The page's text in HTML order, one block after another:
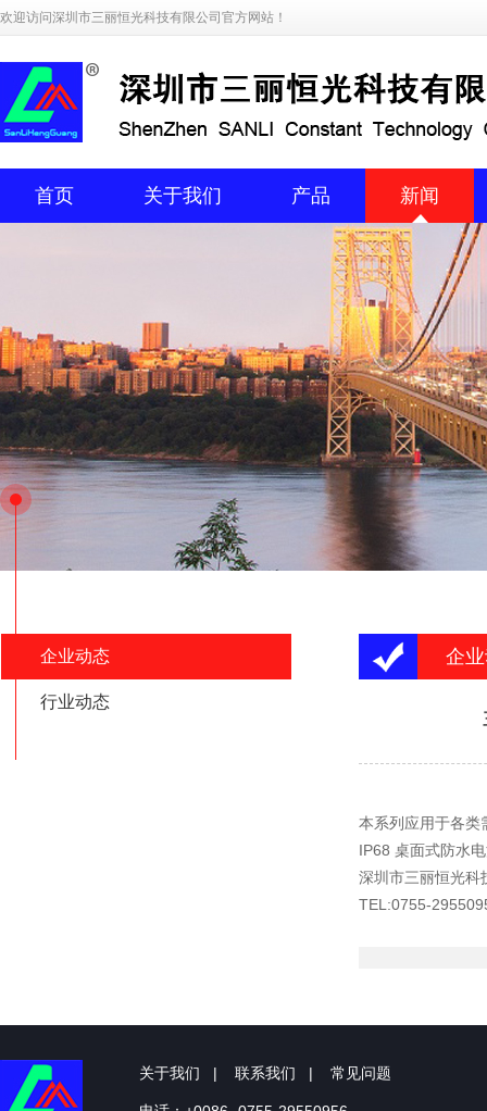
欢迎访问深圳市三丽恒光科技有限公司官方网站！
首页 关于我们 产品 新闻
企业动态
行业动态
企
本系列应用于各类
IP68 桌面式防水
深圳市三丽恒光科
TEL:0755-
关于我们 | 联系我们 | 常见问题